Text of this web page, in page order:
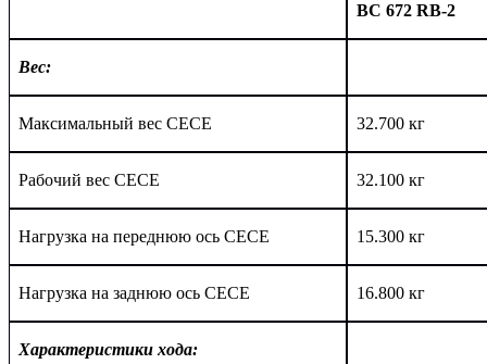
BC 672 RB-2
Вес:
Максимальный вес СЕСЕ 32.700 кг
Рабочий вес СЕСЕ 32.100 кг
Нагрузка на переднюю ось СЕСЕ 15.300 кг
Нагрузка на заднюю ось СЕСЕ 16.800 кг
Характеристики хода: